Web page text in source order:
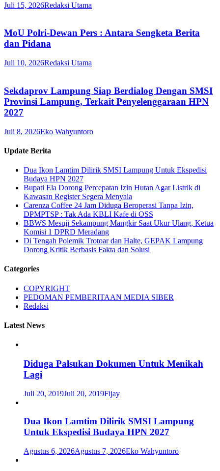
Juli 15, 2026Redaksi Utama
MoU Polri-Dewan Pers : Antara Sengketa Berita
dan Pidana
Juli 10, 2026Redaksi Utama
Sekdaprov Lampung Siap Berdialog Dengan SMSI
Provinsi Lampung, Terkait Penyelenggaraan HPN
2027
Juli 8, 2026Eko Wahyuntoro
Update Berita
Dua Ikon Lamtim Dilirik SMSI Lampung Untuk Ekspedisi
Budaya HPN 2027
Bupati Ela Dorong Percepatan Izin Hutan Agar Listrik di
Kawasan Register Segera Menyala
Carenza Coffee 24 Jam Diduga Beroperasi Tanpa Izin,
DPMPTSP : Tak Ada KBLI Kafe di OSS
BBWS Mesuji Sekampung Mangkir Saat Ukur Ulang, Ketua
Komisi 1 DPRD Meradang
Di Tengah Polemik Trotoar dan Halte, GEPAK Lampung
Dorong Kritik Berbasis Fakta dan Solusi
Categories
COPYRIGHT
PEDOMAN PEMBERITAAN MEDIA SIBER
Redaksi
Latest News
Diduga Palsukan Dokumen Untuk Menikah
Lagi
Juli 20, 2019Juli 20, 2019Fijay
Dua Ikon Lamtim Dilirik SMSI Lampung
Untuk Ekspedisi Budaya HPN 2027
Agustus 6, 2026Agustus 7, 2026Eko Wahyuntoro